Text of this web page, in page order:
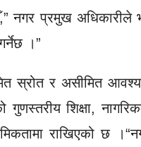
नगर प्रमुख
।”
स्रोत र असीमित
शिक्षा,
राखिएको छ